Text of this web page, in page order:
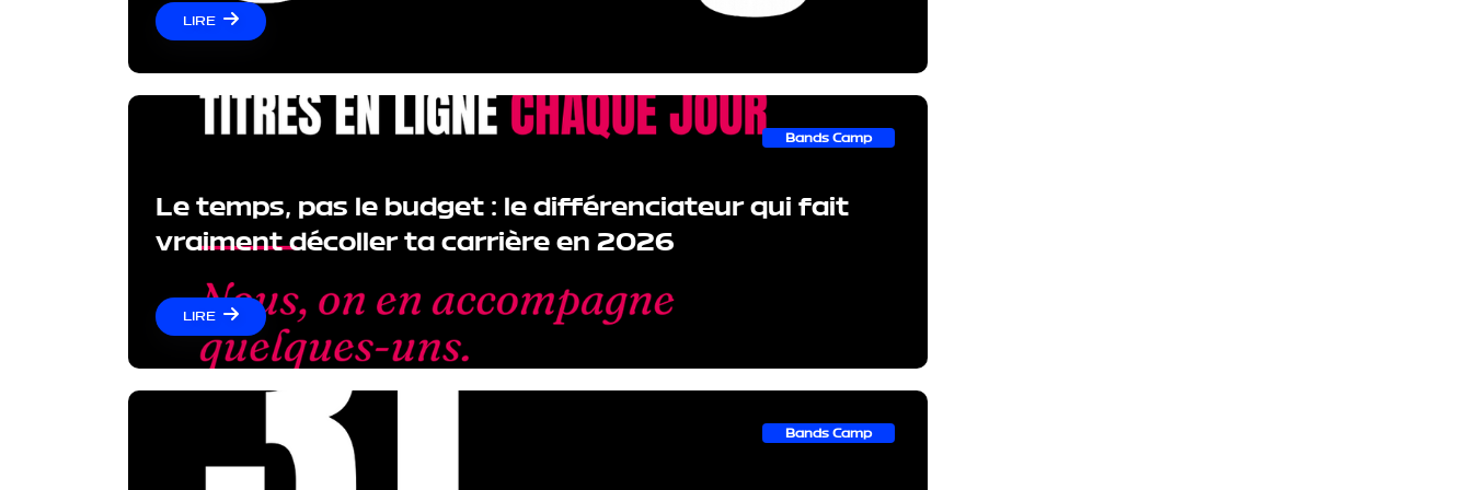
LIRE
Bands Camp
Le temps, pas le budget : le différenciateur qui fait
vraiment décoller ta carrière en 2026
LIRE
Bands Camp